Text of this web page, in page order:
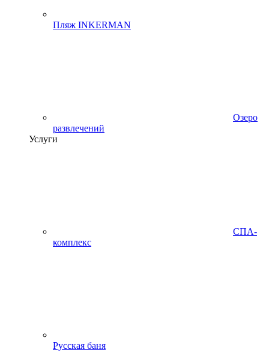
Пляж INKERMAN
Озеро
развлечений
Услуги
СПА-
комплекс
Русская баня